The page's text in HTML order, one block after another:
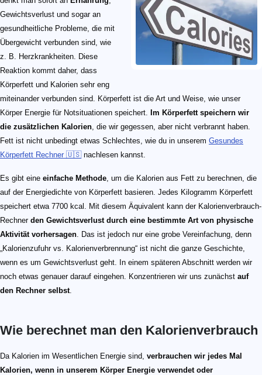
Gewichtsverlust und sogar an
gesundheitliche Probleme, die mit
Übergewicht verbunden sind, wie
z. B. Herzkrankheiten. Diese
Reaktion kommt daher, dass
Körperfett und Kalorien sehr eng
miteinander verbunden sind. Körperfett ist die Art und Weise, wie unser
Körper Energie für Notsituationen speichert. Im Körperfett speichern wir
die zusätzlichen Kalorien , die wir gegessen, aber nicht verbrannt haben.
Fett ist nicht unbedingt etwas Schlechtes, wie du in unserem Gesundes
Körperfett Rechner 🇺🇸nachlesen kannst.
Es gibt eine einfache Methode , um die Kalorien aus Fett zu berechnen, die
auf der Energiedichte von Körperfett basieren. Jedes Kilogramm Körperfett
speichert etwa 7700 kcal. Mit diesem Äquivalent kann der Kalorienverbrauch-
Rechner den Gewichtsverlust durch eine bestimmte Art von physische
Aktivität vorhersagen . Das ist jedoch nur eine grobe Vereinfachung, denn
„Kalorienzufuhr vs. Kalorienverbrennung“ ist nicht die ganze Geschichte,
wenn es um Gewichtsverlust geht. In einem späteren Abschnitt werden wir
noch etwas genauer darauf eingehen. Konzentrieren wir uns zunächst auf
den Rechner selbst.
Wie berechnet man den Kalorienverbrauch
Da Kalorien im Wesentlichen Energie sind, verbrauchen wir jedes Mal
Kalorien, wenn in unserem Körper Energie verwendet oder